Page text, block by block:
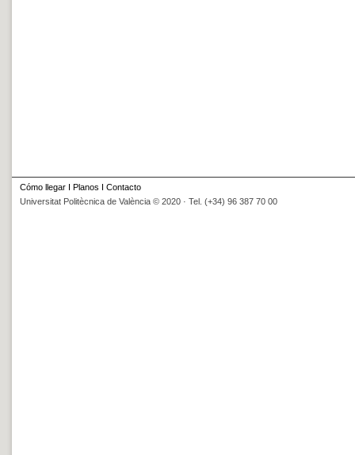
Cómo llegar I Planos I Contacto
Universitat Politècnica de València © 2020 · Tel. (+34) 96 387 70 00